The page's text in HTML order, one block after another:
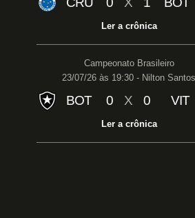
Ler a crônica
Campeonato Brasileiro
23/07/26 às 19:30 - Nilton Santos
BOT 0 X 0 VIT
Ler a crônica